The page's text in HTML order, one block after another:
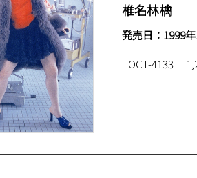
椎名林檎
発売日：1999
TOCT-4133